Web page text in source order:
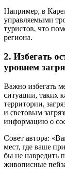
Например, в
управляемыми
туристов, что
региона.
2. Избегать
уровнем
Важно избегать
ситуации, таких
территории,
и световым
информацию о
Совет автора:
мест, где ваше
бы не навредить
живописные